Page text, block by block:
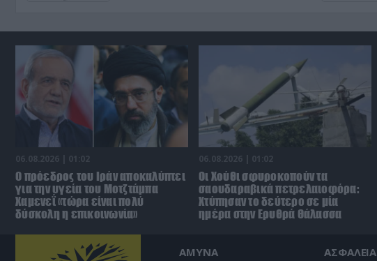
06.08.2026 | 01:02
Ο πρόεδρος του Ιράν αποκαλύπτει
για την υγεία του Μοτζτάμπα
Χαμενεΐ «τώρα είναι πολύ
δύσκολη η επικοινωνία»
06.08.2026 | 01:02
Οι Χούθι σφυροκοπούν τα
σαουδαραβικά πετρελαιοφόρα:
Χτύπησαν το δεύτερο σε μία
ημέρα στην Ερυθρά Θάλασσα
ΑΜΥΝΑ ΑΣΦΑΛΕΙΑ